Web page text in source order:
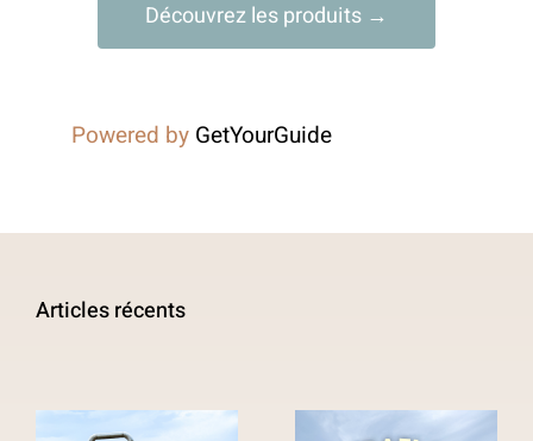
Découvrez les produits →
Powered by GetYourGuide
Articles récents